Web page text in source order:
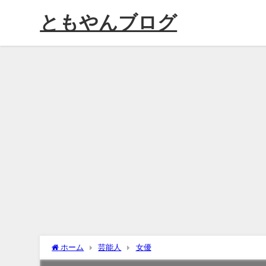
ともやんブログ
ホーム 芸能人 女優